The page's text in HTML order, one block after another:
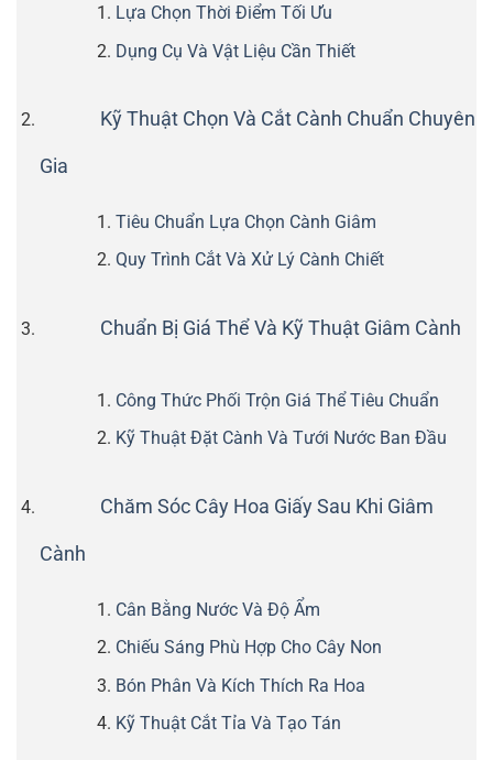
Lựa Chọn Thời Điểm Tối Ưu
Dụng Cụ Và Vật Liệu Cần Thiết
Kỹ Thuật Chọn Và Cắt Cành Chuẩn Chuyên
Gia
Tiêu Chuẩn Lựa Chọn Cành Giâm
Quy Trình Cắt Và Xử Lý Cành Chiết
Chuẩn Bị Giá Thể Và Kỹ Thuật Giâm Cành
Công Thức Phối Trộn Giá Thể Tiêu Chuẩn
Kỹ Thuật Đặt Cành Và Tưới Nước Ban Đầu
Chăm Sóc Cây Hoa Giấy Sau Khi Giâm
Cành
Cân Bằng Nước Và Độ Ẩm
Chiếu Sáng Phù Hợp Cho Cây Non
Bón Phân Và Kích Thích Ra Hoa
Kỹ Thuật Cắt Tỉa Và Tạo Tán